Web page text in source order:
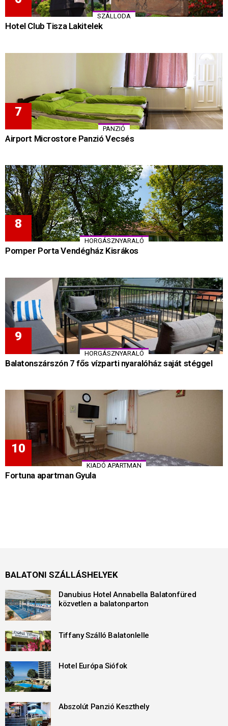
SZÁLLODA
Hotel Club Tisza Lakitelek
PANZIÓ
Airport Microstore Panzió Vecsés
HORGÁSZNYARALÓ
Pomper Porta Vendégház Kisrákos
HORGÁSZNYARALÓ
Balatonszárszón 7 fős vízparti nyaralóház saját stéggel
KIADÓ APARTMAN
Fortuna apartman Gyula
BALATONI SZÁLLÁSHELYEK
Danubius Hotel Annabella Balatonfüred
közvetlen a balatonparton
Tiffany Szálló Balatonlelle
Hotel Európa Siófok
Abszolút Panzió Keszthely